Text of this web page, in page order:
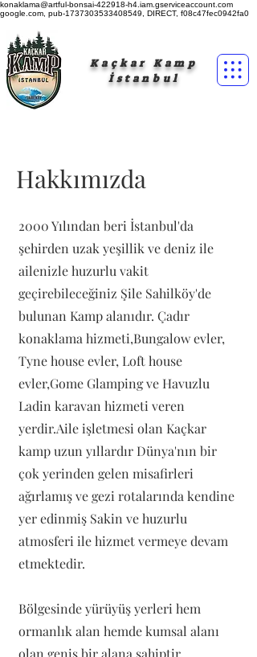
konaklama@artful-bonsai-422918-h4.iam.gserviceaccount.com
google.com, pub-1737303533408549, DIRECT, f08c47fec0942fa0
Kaçkar Kamp
İstanbul
Hakkımızda
2000 Yılından beri İstanbul'da
şehirden uzak yeşillik ve deniz ile
ailenizle huzurlu vakit
geçirebileceğiniz Şile Sahilköy'de
bulunan Kamp alanıdır. Çadır
konaklama hizmeti,Bungalow evler,
Tyne house evler, Loft house
evler,Gome Glamping ve Havuzlu
Ladin karavan hizmeti veren
yerdir.Aile işletmesi olan Kaçkar
kamp uzun yıllardır Dünya'nın bir
çok yerinden gelen misafirleri
ağırlamış ve gezi rotalarında kendine
yer edinmiş Sakin ve huzurlu
atmosferi ile hizmet vermeye devam
etmektedir.
Bölgesinde yürüyüş yerleri hem
ormanlık alan hemde kumsal alanı
olan geniş bir alana sahiptir.